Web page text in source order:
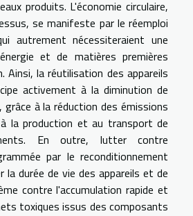
produits. L'économie circulaire,
se manifeste par le réemploi
autrement nécessiteraient une
et de matières premières
Ainsi, la réutilisation des appareils
activement à la diminution de
grâce à la réduction des émissions
la production et au transport de
En outre, lutter contre
par le reconditionnement
la durée de vie des appareils et de
contre l'accumulation rapide et
toxiques issus des composants